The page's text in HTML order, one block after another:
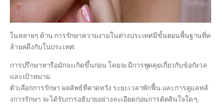
ในหลายๆ ด้าน การรักษาความงามในต่างประเทศมีขั้นตอนพื้นฐานที่ค
ล้ายคลึงกับในประเทศ.
การปรึกษาหารือมักจะเกิดขึ้นก่อน โดยจะมีการพูดคุยเกี่ยวกับข้อกังวล
และเป้าหมาย.
ตัวเลือกการรักษา ผลลัพธ์ที่คาดหวัง ระยะเวลาพักฟื้น และการดูแลหลั
งการรักษา จะได้รับการอธิบายอย่างละเอียดก่อนการตัดสินใจใด ๆ.